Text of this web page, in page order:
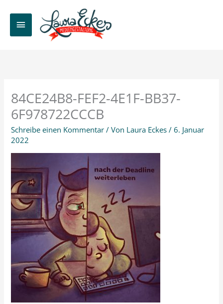
Inhalt
springenHAUPTMENÜ
84CE24B8-FEF2-4E1F-BB37-
6F978722CCCB
Schreibe einen Kommentar / Von Laura Eckes/6. Januar
2022